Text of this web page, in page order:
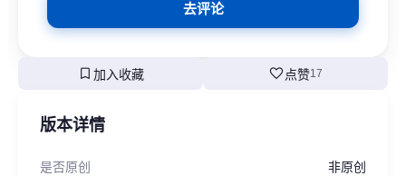
去评论
bookmark 加入收藏 favorite点赞17
版本详情
是否原创 非原创